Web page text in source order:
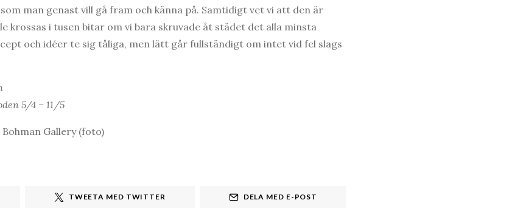
man genast vill gå fram och känna på. Samtidigt vet vi att den är
krossas i tusen bitar om vi bara skruvade åt städet det alla minsta
och idéer te sig tåliga, men lätt går fullständigt om intet vid fel slags
5/4 – 11/5
Gallery (foto)
TWEETA MED TWITTER DELA MED E-POST